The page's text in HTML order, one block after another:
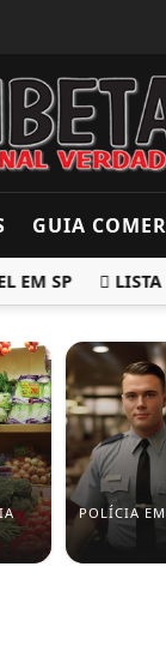
GUIA
SP LISTA DE
POLÍCIA